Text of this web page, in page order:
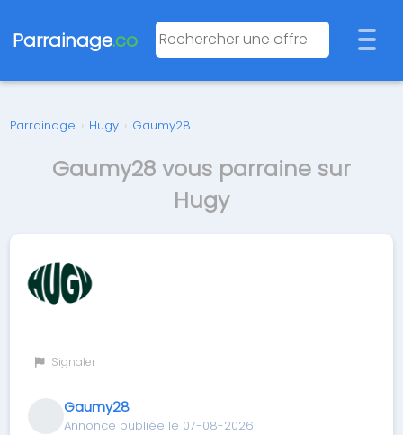
Parrainage.co
Parrainage › Hugy › Gaumy28
Gaumy28 vous parraine sur
Hugy
Signaler
Gaumy28
Annonce publiée le 07-08-2026